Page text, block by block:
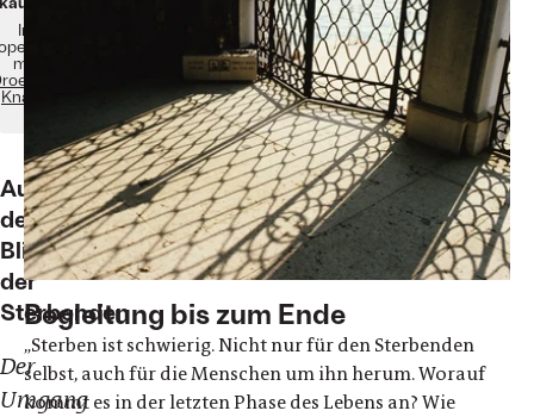
In
mit
Knaur
Aus
dem
Blickwinkel
der
Sterbenden
Der
Umgang
Begleitung bis zum Ende
„Sterben ist schwierig. Nicht nur für den Sterbenden
selbst, auch für die Menschen um ihn herum. Worauf
kommt es in der letzten Phase des Lebens an? Wie